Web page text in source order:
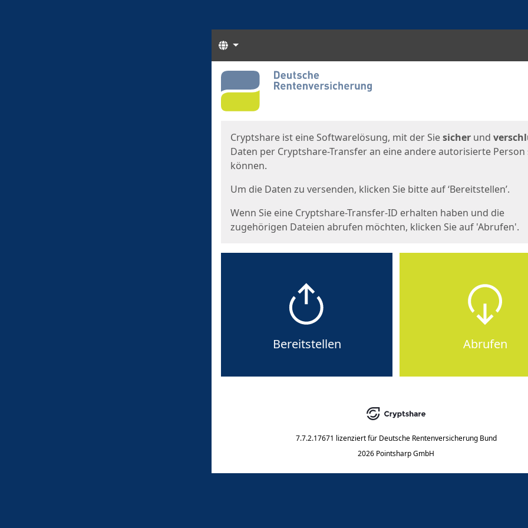
Sprachen
Start
Cryptshare ist eine Softwarelösung, mit der Siesicher und
Daten per Cryptshare-Transfer an eine andere autorisierte Person
können.
Um die Daten zu versenden, klicken Sie bitte auf ‘Bereitstellen’.
Wenn Sie eine Cryptshare-Transfer-ID erhalten haben und die
zugehörigen Dateien abrufen möchten, klicken Sie auf 'Abrufen'.
Bereitstellen Abrufen
7.7.2.17671 lizenziert für Deutsche Rentenversicherung Bund
2026 Pointsharp GmbH